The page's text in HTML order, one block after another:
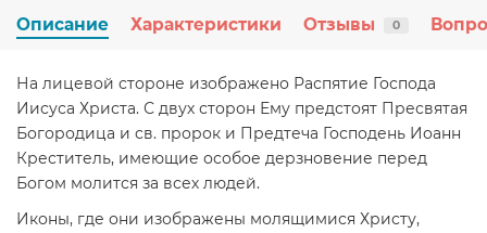
Описание Характеристики Отзывы 0
На лицевой стороне изображено Распятие Господа
Иисуса Христа. С двух сторон Ему предстоят Пресвятая
Богородица и св. пророк и Предтеча Господень Иоанн
Креститель, имеющие особое дерзновение перед
Богом молится за всех людей.
Иконы, где они изображены молящимися Христу,